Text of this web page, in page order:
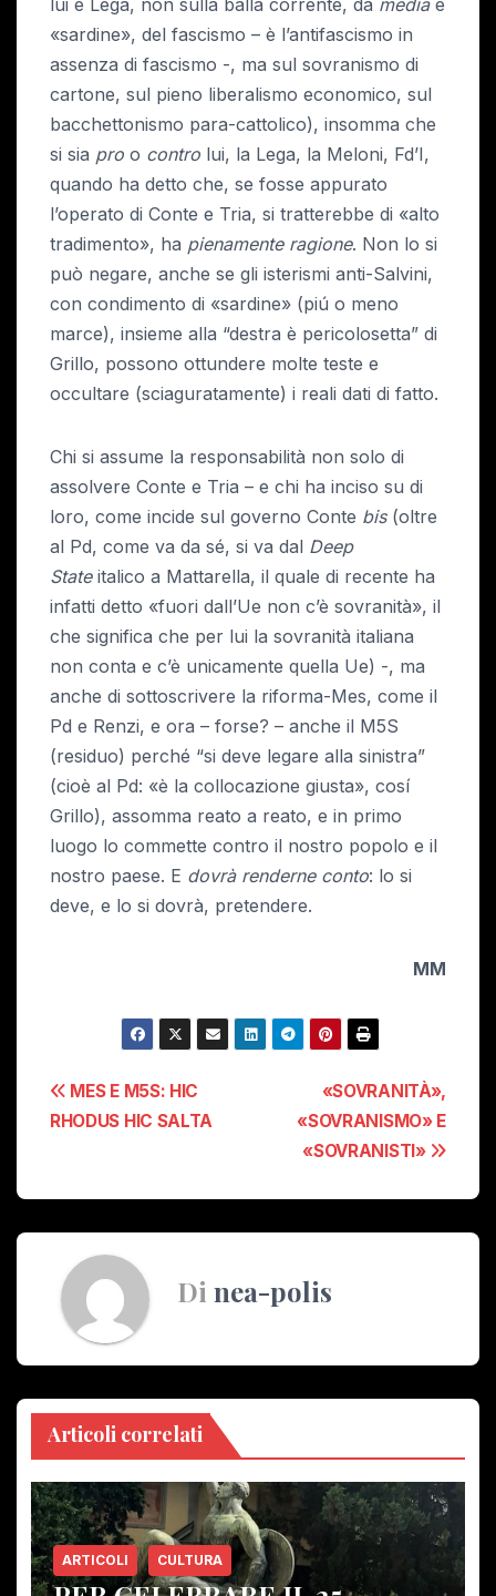
lui e Lega, non sulla balla corrente, da mediae
«sardine», del fascismo – è l’antifascismo in
assenza di fascismo -, ma sul sovranismo di
cartone, sul pieno liberalismo economico, sul
bacchettonismo para-cattolico), insomma che
si sia pro o contro lui, la Lega, la Meloni, Fd’I,
quando ha detto che, se fosse appurato
l’operato di Conte e Tria, si tratterebbe di «alto
tradimento», ha pienamente ragione. Non lo si
può negare, anche se gli isterismi anti-Salvini,
con condimento di «sardine» (piú o meno
marce), insieme alla “destra è pericolosetta” di
Grillo, possono ottundere molte teste e
occultare (sciaguratamente) i reali dati di fatto.
Chi si assume la responsabilità non solo di
assolvere Conte e Tria – e chi ha inciso su di
loro, come incide sul governo Conte bis(oltre
al Pd, come va da sé, si va dal Deep
Stateitalico a Mattarella, il quale di recente ha
infatti detto «fuori dall’Ue non c’è sovranità», il
che significa che per lui la sovranità italiana
non conta e c’è unicamente quella Ue) -, ma
anche di sottoscrivere la riforma-Mes, come il
Pd e Renzi, e ora – forse? – anche il M5S
(residuo) perché “si deve legare alla sinistra”
(cioè al Pd: «è la collocazione giusta», cosí
Grillo), assomma reato a reato, e in primo
luogo lo commette contro il nostro popolo e il
nostro paese. E dovrà renderne conto: lo si
deve, e lo si dovrà, pretendere.
MM
Navigazione
articoli
«SOVRANITÀ»,
«SOVRANISMO» E
«SOVRANISTI»
MES E M5S: HIC
RHODUS HIC SALTA
Di nea-polis
Articoli correlati
ARTICOLI CULTURA